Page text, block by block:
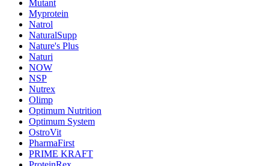
Mutant
Myprotein
Natrol
NaturalSupp
Nature's Plus
Naturi
NOW
NSP
Nutrex
Olimp
Optimum Nutrition
Optimum System
OstroVit
PharmaFirst
PRIME KRAFT